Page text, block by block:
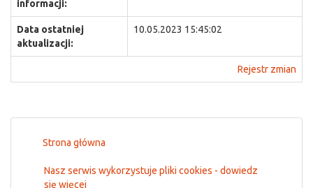
informacji:
Data ostatniej
aktualizacji:
10.05.2023 15:45:02
Rejestr zmian
Strona główna
Nasz serwis wykorzystuje pliki cookies - dowiedz
się więcej